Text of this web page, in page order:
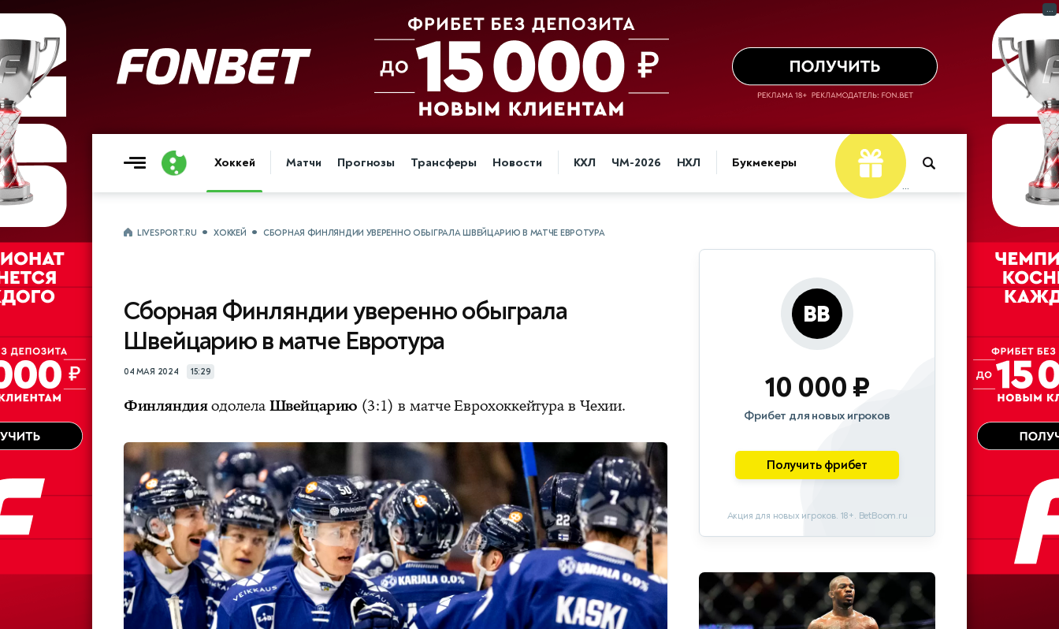
Хоккей Матчи Прогнозы Трансферы Новости КХЛ ЧМ-2026 НХЛ Букмекеры
...
LIVESPORT.RU ХОККЕЙ СБОРНАЯ ФИНЛЯНДИИ УВЕРЕННО ОБЫГРАЛА ШВЕЙЦАРИЮ В МАТЧЕ ЕВРОТУРА
Сборная Финляндии уверенно обыграла
Швейцарию в матче Евротура
04 МАЯ 2024 15:29
ФинляндияодолелаШвейцарию(3:1) в матче Еврохоккейтура в Чехии.
10 000 ₽
Фрибет для новых игроков
Получить фрибет
Акция для новых игроков. 18+. BetBoom.ru
...